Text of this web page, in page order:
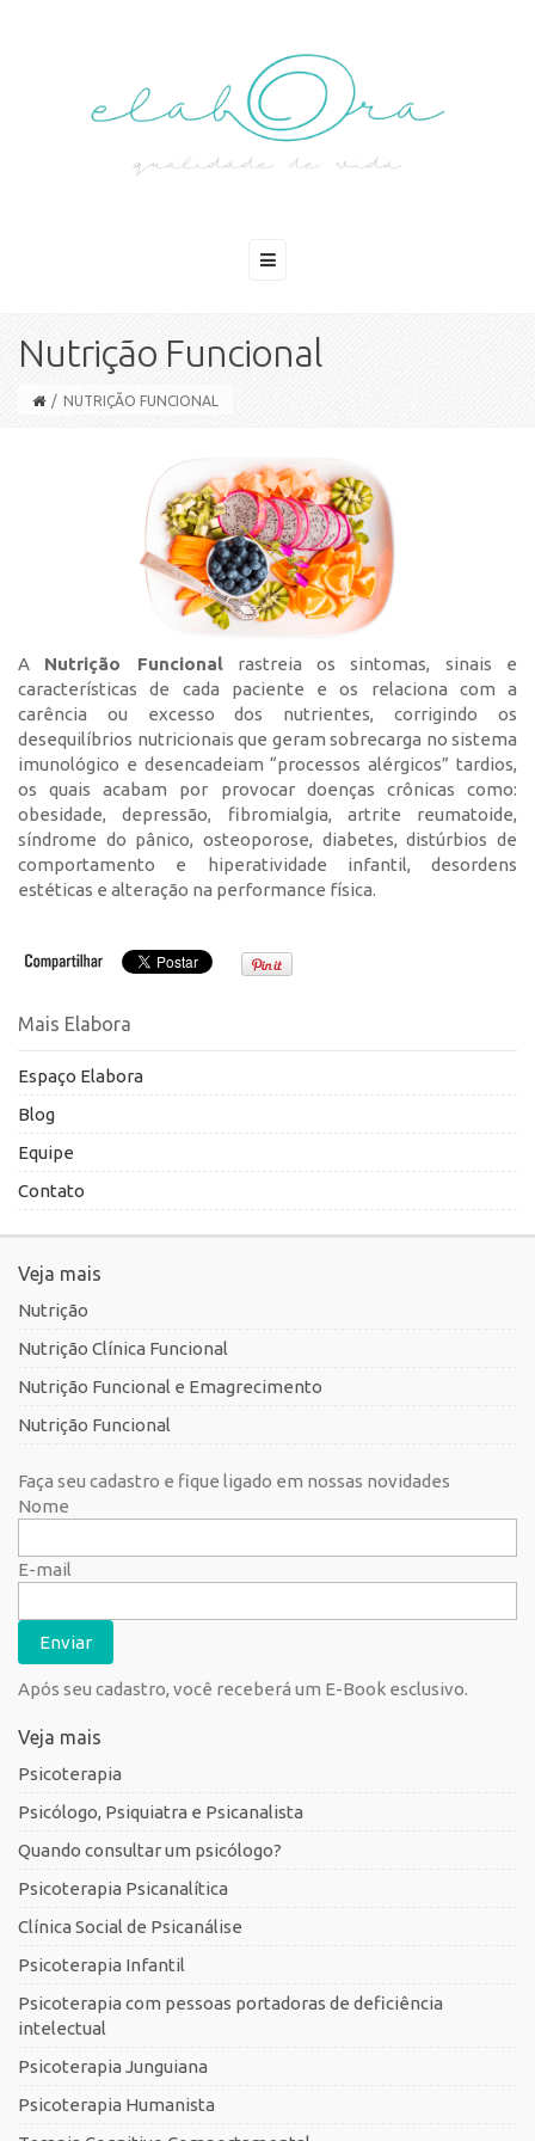
Nutrição Funcional
/ NUTRIÇÃO FUNCIONAL
A Nutrição Funcionalrastreia os sintomas, sinais e
características de cada paciente e os relaciona com a
carência ou excesso dos nutrientes, corrigindo os
desequilíbrios nutricionais que geram sobrecarga no sistema
imunológico e desencadeiam “processos alérgicos” tardios,
os quais acabam por provocar doenças crônicas como:
obesidade, depressão, fibromialgia, artrite reumatoide,
síndrome do pânico, osteoporose, diabetes, distúrbios de
comportamento e hiperatividade infantil, desordens
estéticas e alteração na performance física.
Mais Elabora
Espaço Elabora
Blog
Equipe
Contato
Veja mais
Nutrição
Nutrição Clínica Funcional
Nutrição Funcional e Emagrecimento
Nutrição Funcional
Faça seu cadastro e fique ligado em nossas novidades
Nome
E-mail
Após seu cadastro, você receberá um E-Book esclusivo.
Veja mais
Psicoterapia
Psicólogo, Psiquiatra e Psicanalista
Quando consultar um psicólogo?
Psicoterapia Psicanalítica
Clínica Social de Psicanálise
Psicoterapia Infantil
Psicoterapia com pessoas portadoras de deficiência
intelectual
Psicoterapia Junguiana
Psicoterapia Humanista